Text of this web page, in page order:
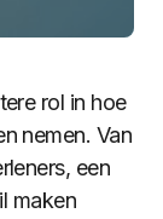
rol in hoe
nemen. Van
een
maken